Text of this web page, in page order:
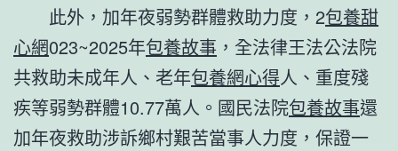
此外，加年夜弱勢群體救助力度，2包養甜
心網023~2025年包養故事 ，全法律王法公法院
共救助未成年人、老年包養網心得人、重度殘
疾等弱勢群體10.77萬人。國民法院包養故事還
加年夜救助涉訴鄉村艱苦當事人力度，保證一